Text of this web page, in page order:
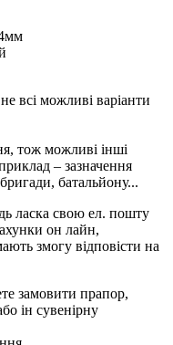
всі можливі варіанти
тож можливі інші
– зазначення
батальйону...
ласка свою ел. пошту
он лайн,
змогу відповісти на
замовити прапор,
ін сувенірну